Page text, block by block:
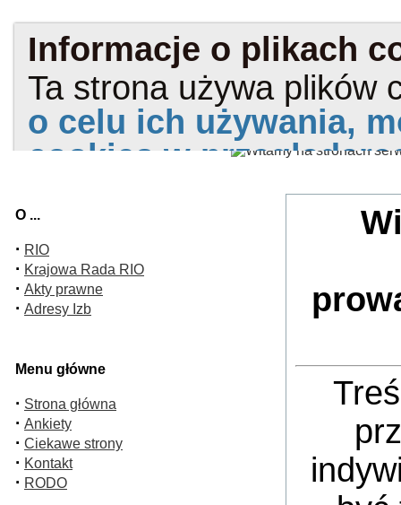
O ...
· RIO
· Krajowa Rada RIO
· Akty prawne
· Adresy Izb
Menu główne
· Strona główna
· Ankiety
· Ciekawe strony
· Kontakt
· RODO